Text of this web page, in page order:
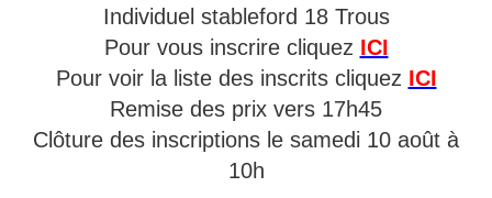
Individuel stableford 18 Trous
Pour vous inscrire cliquez ICI
Pour voir la liste des inscrits cliquez ICI
Remise des prix vers 17h45
Clôture des inscriptions le samedi 10 août à
10h